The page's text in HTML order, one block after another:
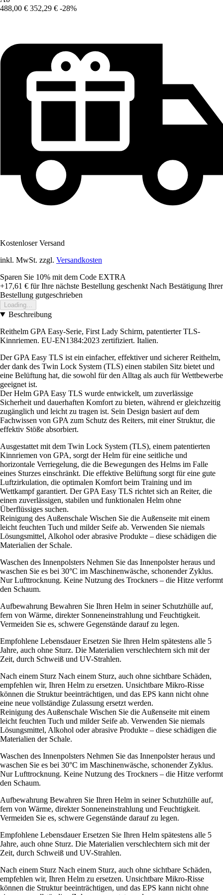
488,00 € 352,29 € -28%
Kostenloser Versand
inkl. MwSt. zzgl. Versandkosten
Sparen Sie 10% mit dem Code EXTRA
+17,61 € für Ihre nächste Bestellung geschenkt Nach Bestätigung Ihrer
Bestellung gutgeschrieben
Loading...
Beschreibung
Reithelm GPA Easy-Serie, First Lady Schirm, patentierter TLS-
Kinnriemen. EU-EN1384:2023 zertifiziert. Italien.
Der GPA Easy TLS ist ein einfacher, effektiver und sicherer Reithelm,
der dank des Twin Lock System (TLS) einen stabilen Sitz bietet und
eine Belüftung hat, die sowohl für den Alltag als auch für Wettbewerbe
geeignet ist.
Der Helm GPA Easy TLS wurde entwickelt, um zuverlässige
Sicherheit und dauerhaften Komfort zu bieten, während er gleichzeitig
zugänglich und leicht zu tragen ist. Sein Design basiert auf dem
Fachwissen von GPA zum Schutz des Reiters, mit einer Struktur, die
effektiv Stöße absorbiert.
Ausgestattet mit dem Twin Lock System (TLS), einem patentierten
Kinnriemen von GPA, sorgt der Helm für eine seitliche und
horizontale Verriegelung, die die Bewegungen des Helms im Falle
eines Sturzes einschränkt. Die effektive Belüftung sorgt für eine gute
Luftzirkulation, die optimalen Komfort beim Training und im
Wettkampf garantiert. Der GPA Easy TLS richtet sich an Reiter, die
einen zuverlässigen, stabilen und funktionalen Helm ohne
Überflüssiges suchen.
Reinigung des Außenschale Wischen Sie die Außenseite mit einem
leicht feuchten Tuch und milder Seife ab. Verwenden Sie niemals
Lösungsmittel, Alkohol oder abrasive Produkte – diese schädigen die
Materialien der Schale.
Waschen des Innenpolsters Nehmen Sie das Innenpolster heraus und
waschen Sie es bei 30°C im Maschinenwäsche, schonender Zyklus.
Nur Lufttrocknung. Keine Nutzung des Trockners – die Hitze verformt
den Schaum.
Aufbewahrung Bewahren Sie Ihren Helm in seiner Schutzhülle auf,
fern von Wärme, direkter Sonneneinstrahlung und Feuchtigkeit.
Vermeiden Sie es, schwere Gegenstände darauf zu legen.
Empfohlene Lebensdauer Ersetzen Sie Ihren Helm spätestens alle 5
Jahre, auch ohne Sturz. Die Materialien verschlechtern sich mit der
Zeit, durch Schweiß und UV-Strahlen.
Nach einem Sturz Nach einem Sturz, auch ohne sichtbare Schäden,
empfehlen wir, Ihren Helm zu ersetzen. Unsichtbare Mikro-Risse
können die Struktur beeinträchtigen, und das EPS kann nicht ohne
eine neue vollständige Zulassung ersetzt werden.
Reinigung des Außenschale Wischen Sie die Außenseite mit einem
leicht feuchten Tuch und milder Seife ab. Verwenden Sie niemals
Lösungsmittel, Alkohol oder abrasive Produkte – diese schädigen die
Materialien der Schale.
Waschen des Innenpolsters Nehmen Sie das Innenpolster heraus und
waschen Sie es bei 30°C im Maschinenwäsche, schonender Zyklus.
Nur Lufttrocknung. Keine Nutzung des Trockners – die Hitze verformt
den Schaum.
Aufbewahrung Bewahren Sie Ihren Helm in seiner Schutzhülle auf,
fern von Wärme, direkter Sonneneinstrahlung und Feuchtigkeit.
Vermeiden Sie es, schwere Gegenstände darauf zu legen.
Empfohlene Lebensdauer Ersetzen Sie Ihren Helm spätestens alle 5
Jahre, auch ohne Sturz. Die Materialien verschlechtern sich mit der
Zeit, durch Schweiß und UV-Strahlen.
Nach einem Sturz Nach einem Sturz, auch ohne sichtbare Schäden,
empfehlen wir, Ihren Helm zu ersetzen. Unsichtbare Mikro-Risse
können die Struktur beeinträchtigen, und das EPS kann nicht ohne